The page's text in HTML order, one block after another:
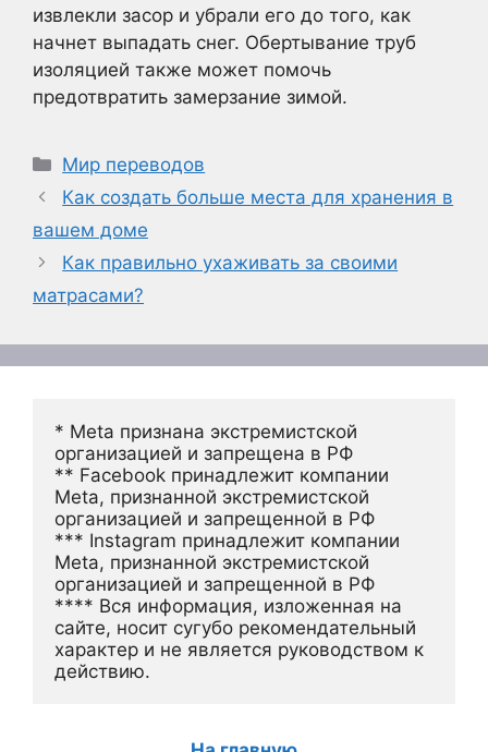
извлекли засор и убрали его до того, как
начнет выпадать снег. Обертывание труб
изоляцией также может помочь
предотвратить замерзание зимой.
Рубрики
Мир переводов
Как создать больше места для хранения в
вашем доме
Как правильно ухаживать за своими
матрасами?
* Meta признана экстремистской
организацией и запрещена в РФ
** Facebook принадлежит компании
Meta, признанной экстремистской
организацией и запрещенной в РФ
*** Instagram принадлежит компании
Meta, признанной экстремистской
организацией и запрещенной в РФ
**** Вся информация, изложенная на
сайте, носит сугубо рекомендательный
характер и не является руководством к
действию.